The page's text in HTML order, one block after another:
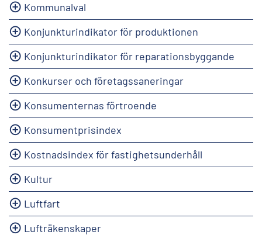
Kommunalval
Konjunkturindikator för produktionen
Konjunkturindikator för reparationsbyggande
Konkurser och företagssaneringar
Konsumenternas förtroende
Konsumentprisindex
Kostnadsindex för fastighetsunderhåll
Kultur
Luftfart
Lufträkenskaper